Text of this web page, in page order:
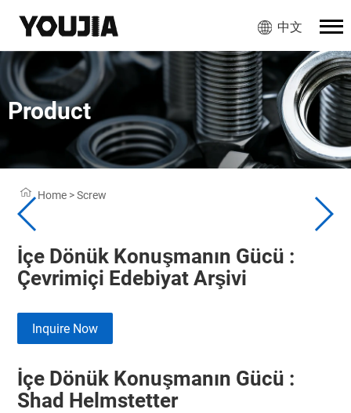
中文
Product
Home >Screw
İçe Dönük Konuşmanın Gücü :
Çevrimiçi Edebiyat Arşivi
Inquire Now
İçe Dönük Konuşmanın Gücü :
Shad Helmstetter